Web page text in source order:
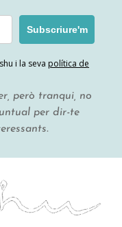
Subscriure'm
i la seva política de
però tranqui, no
per dir-te